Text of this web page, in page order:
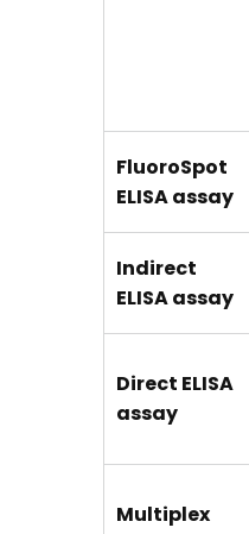
FluoroSpot
ELISA assay
Indirect
ELISA assay
Direct ELISA
assay
Multiplex